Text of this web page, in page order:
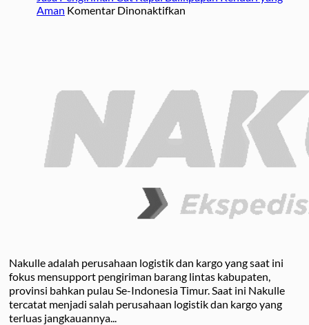
Ekspedisi
Balikpapan
Aman Komentar Dinonaktifkan
Kendari
yang
Aman
Nakulle adalah perusahaan logistik dan kargo yang saat ini
fokus mensupport pengiriman barang lintas kabupaten,
provinsi bahkan pulau Se-Indonesia Timur. Saat ini Nakulle
tercatat menjadi salah perusahaan logistik dan kargo yang
terluas jangkauannya...